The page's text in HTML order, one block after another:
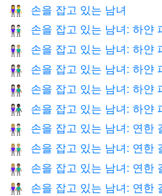
👫 손을 잡고 있는 남녀
👫🏻 손을 잡고 있는 남녀: 하얀
👩🏻‍🤝‍👨🏼 손을 잡고 있는 남녀: 하얀
👩🏻‍🤝‍👨🏽 손을 잡고 있는 남녀: 하얀
👩🏻‍🤝‍👨🏾 손을 잡고 있는 남녀: 하얀
👩🏻‍🤝‍👨🏿 손을 잡고 있는 남녀: 하얀
👩🏼‍🤝‍👨🏻 손을 잡고 있는 남녀: 연한
👫🏼 손을 잡고 있는 남녀: 연한
👩🏼‍🤝‍👨🏽 손을 잡고 있는 남녀: 연한
👩🏼‍🤝‍👨🏾
손을 잡고 있는 남녀: 연한